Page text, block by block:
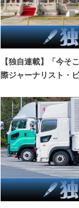
【独自連載】「今
際ジャーナリスト・